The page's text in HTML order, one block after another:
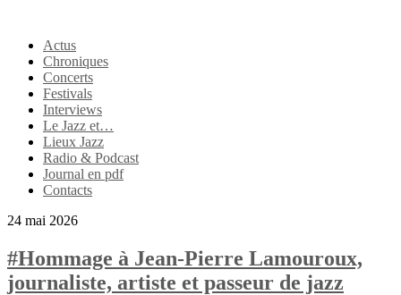
Actus
Chroniques
Concerts
Festivals
Interviews
Le Jazz et…
Lieux Jazz
Radio & Podcast
Journal en pdf
Contacts
24 mai 2026
#Hommage à Jean-Pierre Lamouroux,
journaliste, artiste et passeur de jazz